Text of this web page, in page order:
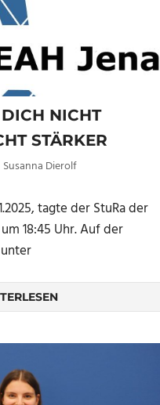
NICHT
STÄRKER
Susanna Dierolf
tagte der StuRa der
18:45 Uhr. Auf der